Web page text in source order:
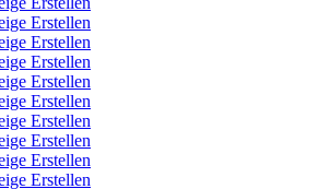
Erstellen
Erstellen
Erstellen
Erstellen
Erstellen
Erstellen
Erstellen
Erstellen
Erstellen